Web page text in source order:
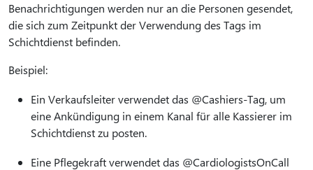
Benachrichtigungen werden nur an die Personen gesendet,
die sich zum Zeitpunkt der Verwendung des Tags im
Schichtdienst befinden.
Beispiel:
Ein Verkaufsleiter verwendet das @Cashiers-Tag, um
eine Ankündigung in einem Kanal für alle Kassierer im
Schichtdienst zu posten.
Eine Pflegekraft verwendet das @CardiologistsOnCall